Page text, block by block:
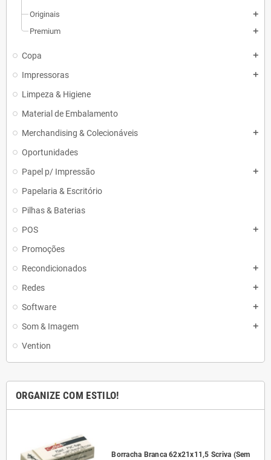
Originais add
Premium add
Copa add
Impressoras add
Limpeza & Higiene
Material de Embalamento
Merchandising & Colecionáveis
add
Oportunidades
Papel p/ Impressão
add
Papelaria & Escritório
Pilhas & Baterias
POS
add
Promoções
Recondicionados
add
Redes add
Software add
Som & Imagem add
Vention
ORGANIZE COM ESTILO!
Borracha Branca 62x21x11,5 Scriva (Sem